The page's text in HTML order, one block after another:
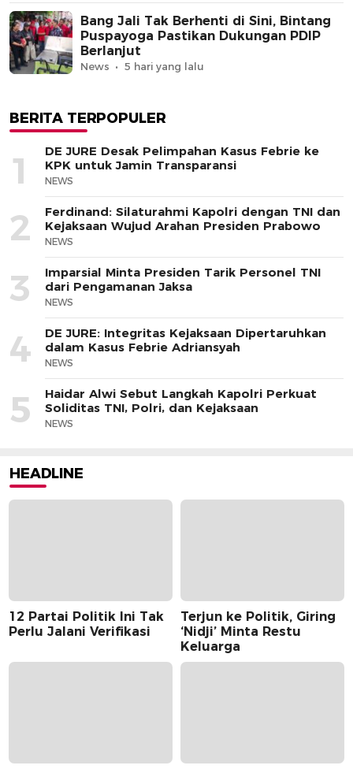
Bang Jali Tak Berhenti di Sini, Bintang
Puspayoga Pastikan Dukungan PDIP
Berlanjut
News 5 hari yang lalu
BERITA TERPOPULER
1
DE JURE Desak Pelimpahan Kasus Febrie ke
KPK untuk Jamin Transparansi
NEWS
2
Ferdinand: Silaturahmi Kapolri dengan TNI dan
Kejaksaan Wujud Arahan Presiden Prabowo
NEWS
3
Imparsial Minta Presiden Tarik Personel TNI
dari Pengamanan Jaksa
NEWS
4
DE JURE: Integritas Kejaksaan Dipertaruhkan
dalam Kasus Febrie Adriansyah
NEWS
5
Haidar Alwi Sebut Langkah Kapolri Perkuat
Soliditas TNI, Polri, dan Kejaksaan
NEWS
HEADLINE
12 Partai Politik Ini Tak
Perlu Jalani Verifikasi
Terjun ke Politik, Giring
‘Nidji’ Minta Restu
Keluarga